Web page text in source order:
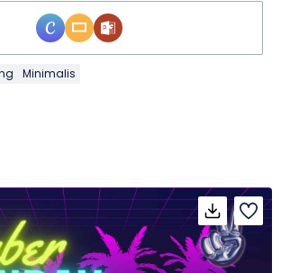
Minimalis